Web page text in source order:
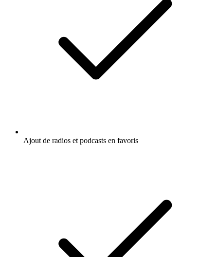
Ajout de radios et podcasts en favoris